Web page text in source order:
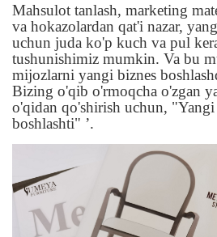
Mahsulot tanlash, marketing
va hokazolardan qat'i nazar,
uchun juda ko'p kuch va pul
tushunishimiz mumkin. Va bu
mijozlarni yangi biznes
Bizing o'qib o'rmoqcha o'zgan
o'qidan qo'shirish uchun,
boshlashti" ’.